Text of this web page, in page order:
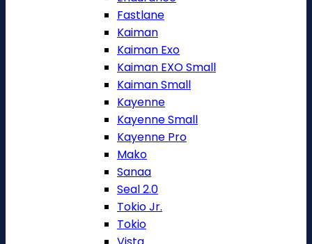
Fastlane
Kaiman
Kaiman Exo
Kaiman EXO Small
Kaiman Small
Kayenne
Kayenne Small
Kayenne Pro
Mako
Sanaa
Seal 2.0
Tokio Jr.
Tokio